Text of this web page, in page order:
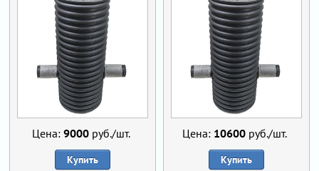
Цена: 9000руб./шт.
Купить
Цена: 10600 руб./шт.
Купить